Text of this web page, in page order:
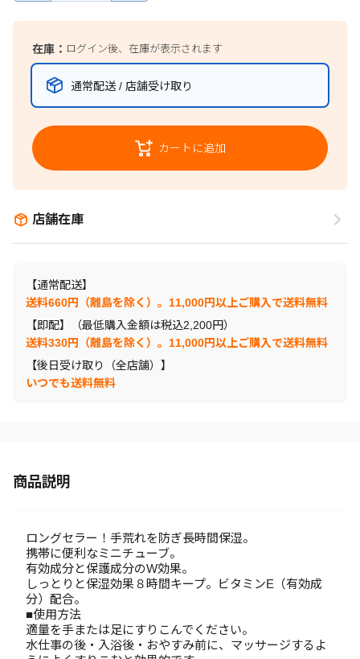
在庫： ログイン後、在庫が表示されます
通常配送 / 店舗受け取り
カートに追加
店舗在庫
【通常配送】
送料660円（離島を除く）。11,000円以上ご購入で送料無料
【即配】（最低購入金額は税込2,200円）
送料330円（離島を除く）。11,000円以上ご購入で送料無料
【後日受け取り（全店舗）】
いつでも送料無料
商品説明
ロングセラー！手荒れを防ぎ長時間保湿。
携帯に便利なミニチューブ。
有効成分と保護成分のW効果。
しっとりと保湿効果８時間キープ。ビタミンE（有効成
分）配合。
■使用方法
適量を手または足にすりこんでください。
水仕事の後・入浴後・おやすみ前に、マッサージするよ